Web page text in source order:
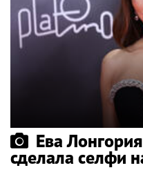
Ева
сделала селфи